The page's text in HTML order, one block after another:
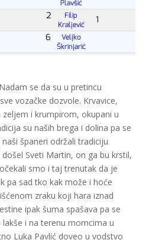
se da su u pretincu
vozačke dozvole. Krvavice,
zeljem i krumpirom, okupani u
su naših brega i dolina pa se
španeri održali tradiciju
Sveti Martin, on ga bu krstil,
smo i taj trenutak da je
pa sad tko kak može i hoće
zraku koji hara iznad
ipak šuma spašava pa se
lakše i na terenu momcima u
Luka Pavlić doveo u vodstvo